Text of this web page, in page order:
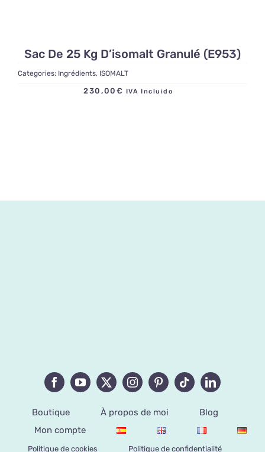
Sac De 25 Kg D’isomalt Granulé (E953)
Categories: Ingrédients, ISOMALT
230,00 € IVA Incluido
Boutique À propos de moi
Blog
Mon compte
Politique de cookies Politique de confidentialité